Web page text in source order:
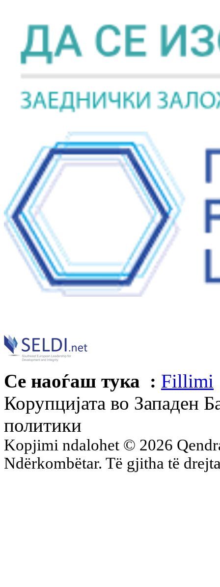
Се наоѓаш тука : Fillimi
Корупцијата во Западен
политики
Kopjimi ndalohet © 2026
Ndërkombëtar. Të gjitha të